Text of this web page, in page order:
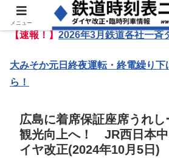
【速報！】2026年3月鉄道各社一斉
大みそか元日終夜運転・終電繰り下
ら！
広島に着席保証座席うれ
観光向上へ！ JR西日本
イヤ改正(2024年10月5日)
メニュー